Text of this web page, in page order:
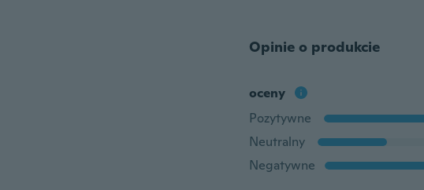
Opinie o produkcie
oceny
Pozytywne
Neutralny
Negatywne